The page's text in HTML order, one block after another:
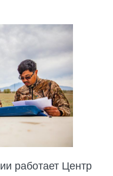
работает Центр